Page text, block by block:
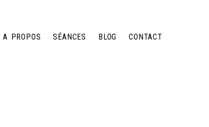
A PROPOS SÉANCES BLOG CONTACT